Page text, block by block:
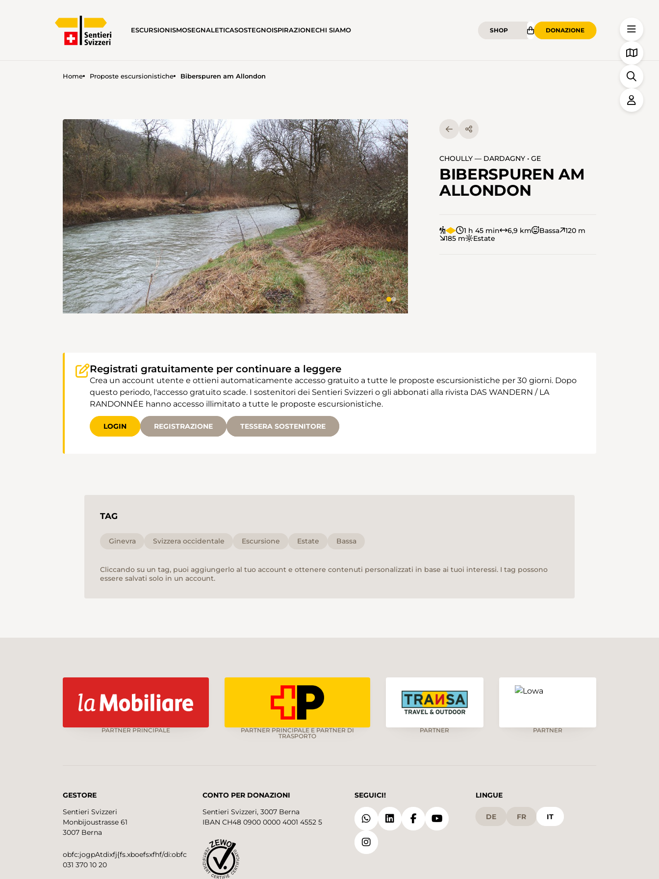
ESCURSIONISMOSEGNALETICASOSTEGNOISPIRAZIONECHI SIAMO SHOP DONAZIONE
Home Proposte escursionistiche Biberspuren am Allondon
CHOULLY — DARDAGNY • GE
BIBERSPUREN AM
ALLONDON
1 h 45 min 6,9 km Bassa
120 m
185 m
Estate
Registrati gratuitamente per continuare a leggere
Crea un account utente e ottieni automaticamente accesso gratuito a tutte le proposte escursionistiche per 30 giorni. Dopo
questo periodo, l'accesso gratuito scade. I sostenitori dei Sentieri Svizzeri o gli abbonati alla rivista DAS WANDERN / LA
RANDONNÉE hanno accesso illimitato a tutte le proposte escursionistiche.
LOGIN REGISTRAZIONE TESSERA SOSTENITORE
TAG
Ginevra Svizzera occidentale Escursione Estate Bassa
Cliccando su un tag, puoi aggiungerlo al tuo account e ottenere contenuti personalizzati in base ai tuoi interessi. I tag possono
essere salvati solo in un account.
PARTNER PRINCIPALE
PARTNER PRINCIPALE E PARTNER DI
TRASPORTO
PARTNER PARTNER
GESTORE
Sentieri Svizzeri
Monbijoustrasse 61
3007 Berna
obfc:jogpAtdixfj{fs.xboefsxfhf/di:obfc
031 370 10 20
CONTO PER DONAZIONI
Sentieri Svizzeri, 3007 Berna
IBAN CH48 0900 0000 4001 4552 5
SEGUICI! LINGUE
DE FR IT